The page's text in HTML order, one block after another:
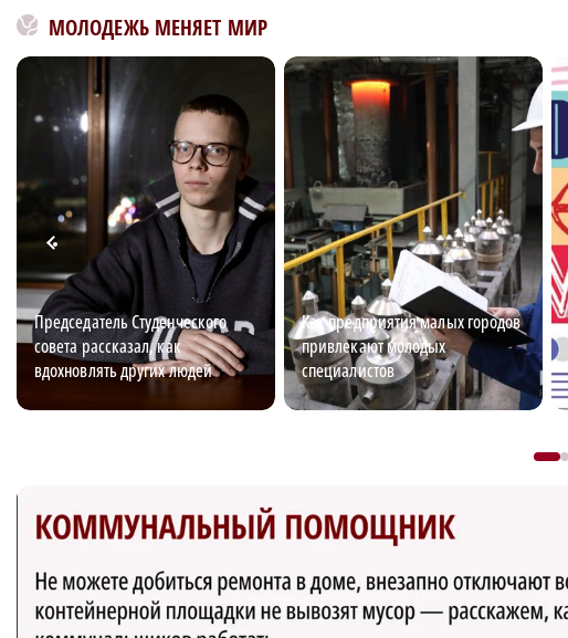
МОЛОДЕЖЬ МЕНЯЕТ МИР
Председатель Студенческого
совета рассказал, как
вдохновлять других людей
Как предприятия малых городов
привлекают молодых
специалистов